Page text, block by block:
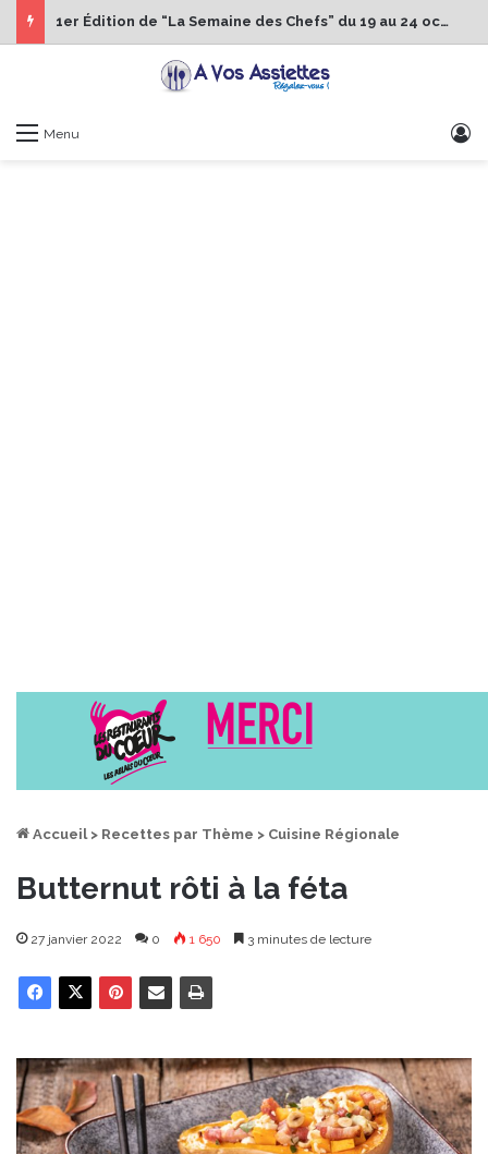
1er Édition de “La Semaine des Chefs” du 19 au 24 octobre 2026
Menu
Accueil > Recettes par Thème > Cuisine Régionale
Butternut rôti à la féta
27 janvier 2022 0 1 650 3 minutes de lecture